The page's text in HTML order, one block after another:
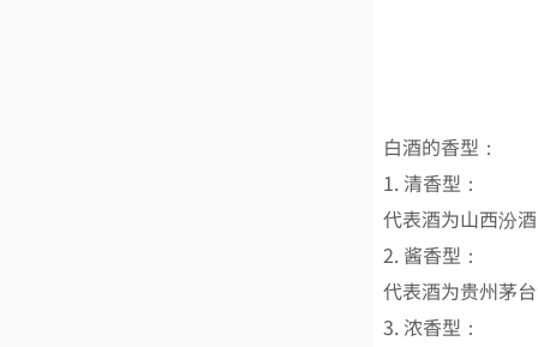
白酒的香型：
1. 清香型：
代表酒为山西汾
2. 酱香型：
代表酒为贵州茅
3. 浓香型：